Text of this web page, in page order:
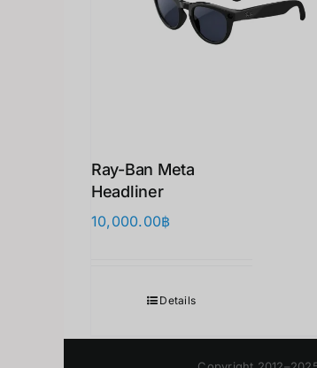
Ray-Ban Meta
Headliner
10,000.00฿
Details